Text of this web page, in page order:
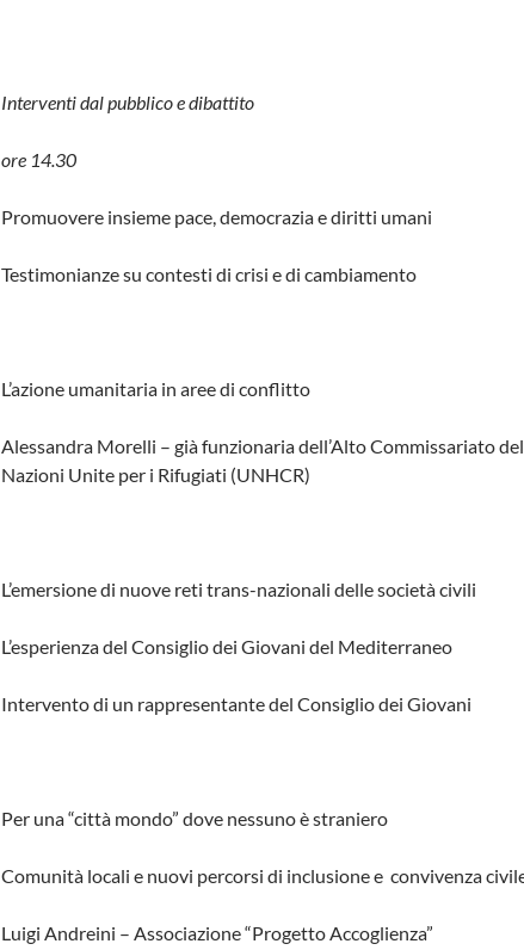
Interventi dal pubblico e dibattito
ore 14.30
Promuovere insieme pace, democrazia e diritti umani
Testimonianze su contesti di crisi e di cambiamento
L’azione umanitaria in aree di conflitto
Alessandra Morelli – già funzionaria dell’Alto Commissariato
Nazioni Unite per i Rifugiati (UNHCR)
L’emersione di nuove reti trans-nazionali delle società civili
L’esperienza del Consiglio dei Giovani del Mediterraneo
Intervento di un rappresentante del Consiglio dei Giovani
Per una “città mondo” dove nessuno è straniero
Comunità locali e nuovi percorsi di inclusione e convivenza
Luigi Andreini – Associazione “Progetto Accoglienza”